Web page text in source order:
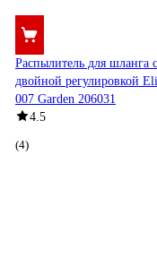
Распылитель для шланга с
двойной регулировкой
007 Garden 206031
4.5
(4)